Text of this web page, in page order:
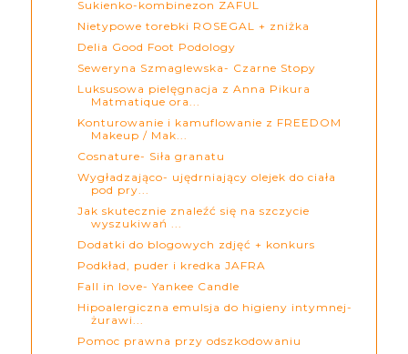
Sukienko-kombinezon ZAFUL
Nietypowe torebki ROSEGAL + zniżka
Delia Good Foot Podology
Seweryna Szmaglewska- Czarne Stopy
Luksusowa pielęgnacja z Anna Pikura
Matmatique ora...
Konturowanie i kamuflowanie z FREEDOM
Makeup / Mak...
Cosnature- Siła granatu
Wygładzająco- ujędrniający olejek do ciała
pod pry...
Jak skutecznie znaleźć się na szczycie
wyszukiwań ...
Dodatki do blogowych zdjęć + konkurs
Podkład, puder i kredka JAFRA
Fall in love- Yankee Candle
Hipoalergiczna emulsja do higieny intymnej-
żurawi...
Pomoc prawna przy odszkodowaniu